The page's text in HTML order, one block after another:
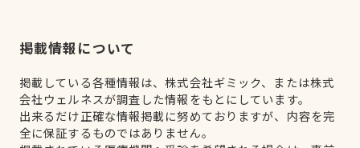
掲載情報について
掲載している各種情報は、株式会社ギミック、または株式
会社ウェルネスが調査した情報をもとにしています。
出来るだけ正確な情報掲載に努めておりますが、内容を完
全に保証するものではありません。